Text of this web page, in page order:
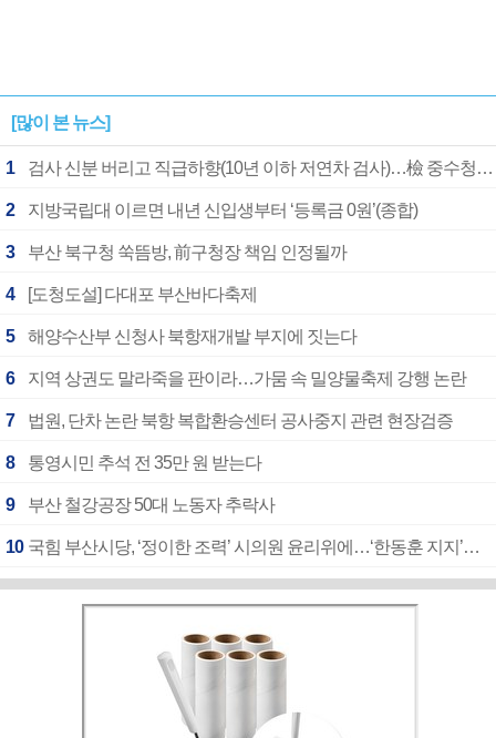
[많이 본 뉴스]
1 검사 신분 버리고 직급하향(10년 이하 저연차 검사)…檢 중수청행 기피
2 지방국립대 이르면 내년 신입생부터 ‘등록금 0원’(종합)
3 부산 북구청 쑥뜸방, 前구청장 책임 인정될까
4 [도청도설] 다대포 부산바다축제
5 해양수산부 신청사 북항재개발 부지에 짓는다
6 지역 상권도 말라죽을 판이라…가뭄 속 밀양물축제 강행 논란
7 법원, 단차 논란 북항 복합환승센터 공사중지 관련 현장검증
8 통영시민 추석 전 35만 원 받는다
9 부산 철강공장 50대 노동자 추락사
10 국힘 부산시당, ‘정이한 조력’ 시의원 윤리위에…‘한동훈 지지’도 신고접수